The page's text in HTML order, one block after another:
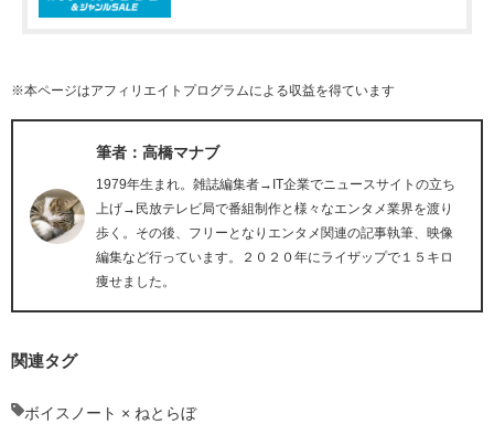
※本ページはアフィリエイトプログラムによる収益を得ています
筆者：高橋マナブ
1979年生まれ。雑誌編集者→IT企業でニュースサイトの立ち
上げ→民放テレビ局で番組制作と様々なエンタメ業界を渡り
歩く。その後、フリーとなりエンタメ関連の記事執筆、映像
編集など行っています。２０２０年にライザップで１５キロ
痩せました。
関連タグ
ボイスノート × ねとらぼ